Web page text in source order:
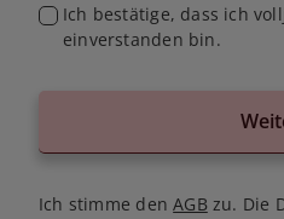
Ich bestätige, dass ich
einverstanden bin.
Ich stimme denAGB zu. Die